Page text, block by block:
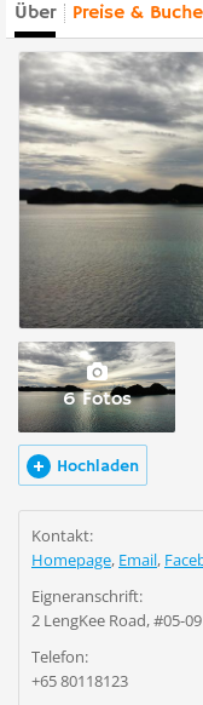
Über Preise &
6 Fotos
Hochladen
Kontakt:
Homepage, Email,
Eigneranschrift:
2 LengKee Road, #05-
Telefon:
+65 80118123